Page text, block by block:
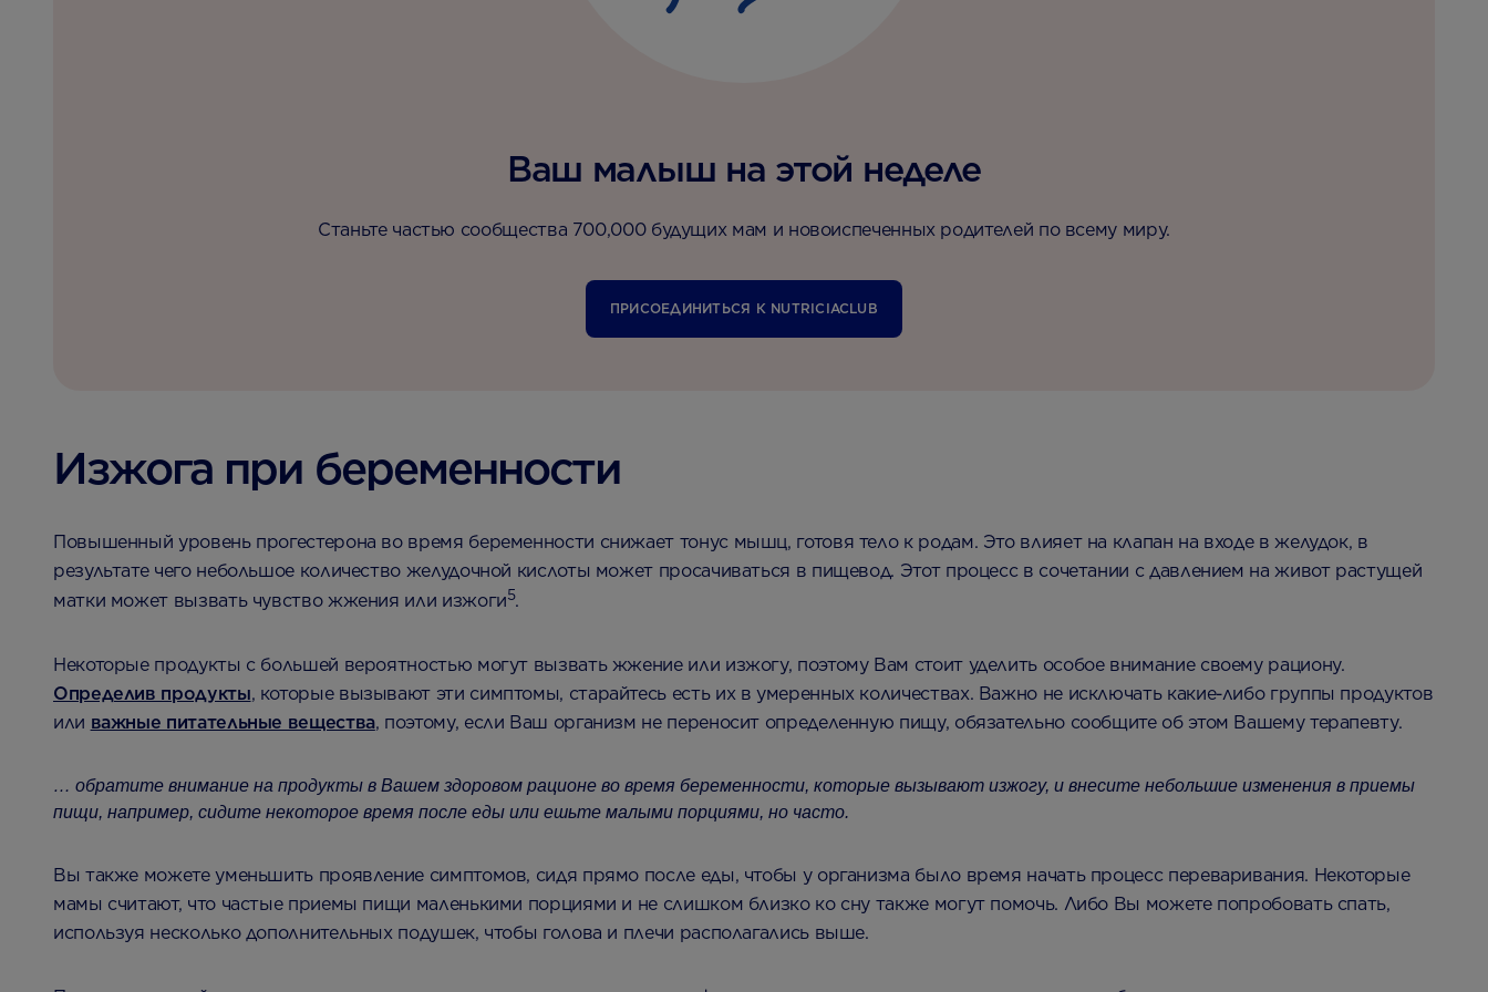
Ваш малыш на этой неделе
Станьте частью сообщества 700,000 будущих мам и новоиспеченных родителей по всему миру.
ПРИСОЕДИНИТЬСЯ К NUTRICIACLUB
Изжога при беременности
Повышенный уровень прогестерона во время беременности снижает тонус мышц, готовя тело к родам. Это влияет на клапан на входе в желудок, в
результате чего небольшое количество желудочной кислоты может просачиваться в пищевод. Этот процесс в сочетании с давлением на живот растущей
матки может вызвать чувство жжения или изжоги5.
Некоторые продукты с большей вероятностью могут вызвать жжение или изжогу, поэтому Вам стоит уделить особое внимание своему рациону.
Определив продукты, которые вызывают эти симптомы, старайтесь есть их в умеренных количествах. Важно не исключать какие-либо группы продуктов
или важные питательные вещества, поэтому, если Ваш организм не переносит определенную пищу, обязательно сообщите об этом Вашему терапевту.
… обратите внимание на продукты в Вашем здоровом рационе во время беременности, которые вызывают изжогу, и внесите небольшие изменения в приемы
пищи, например, сидите некоторое время после еды или ешьте малыми порциями, но часто.
Вы также можете уменьшить проявление симптомов, сидя прямо после еды, чтобы у организма было время начать процесс переваривания. Некоторые
мамы считают, что частые приемы пищи маленькими порциями и не слишком близко ко сну также могут помочь. Либо Вы можете попробовать спать,
используя несколько дополнительных подушек, чтобы голова и плечи располагались выше.